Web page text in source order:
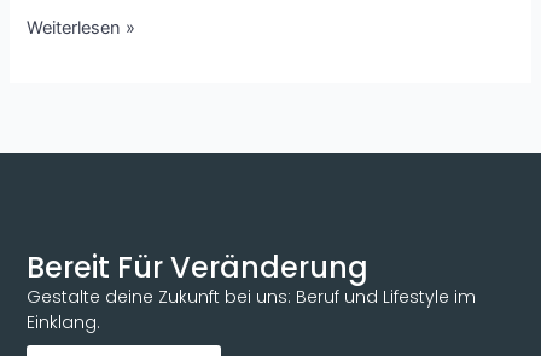
Weiterlesen »
Bereit Für Veränderung
Gestalte deine Zukunft bei uns: Beruf und Lifestyle im
Einklang.